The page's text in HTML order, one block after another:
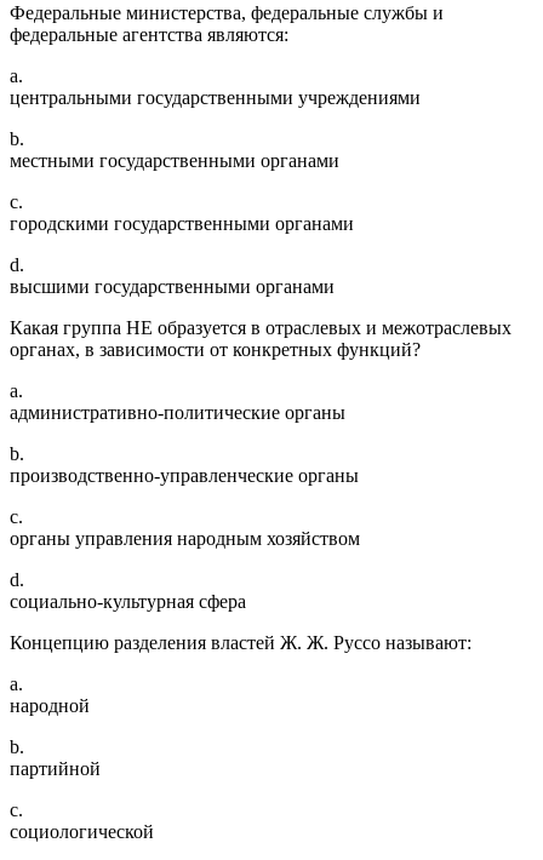
Федеральные министерства, федеральные службы и
федеральные агентства являются:
a.
центральными государственными учреждениями
b.
местными государственными органами
c.
городскими государственными органами
d.
высшими государственными органами
Какая группа НЕ образуется в отраслевых и межотраслевых
органах, в зависимости от конкретных функций?
a.
административно-политические органы
b.
производственно-управленческие органы
c.
органы управления народным хозяйством
d.
социально-культурная сфера
Концепцию разделения властей Ж. Ж. Руссо называют:
a.
народной
b.
партийной
c.
социологической